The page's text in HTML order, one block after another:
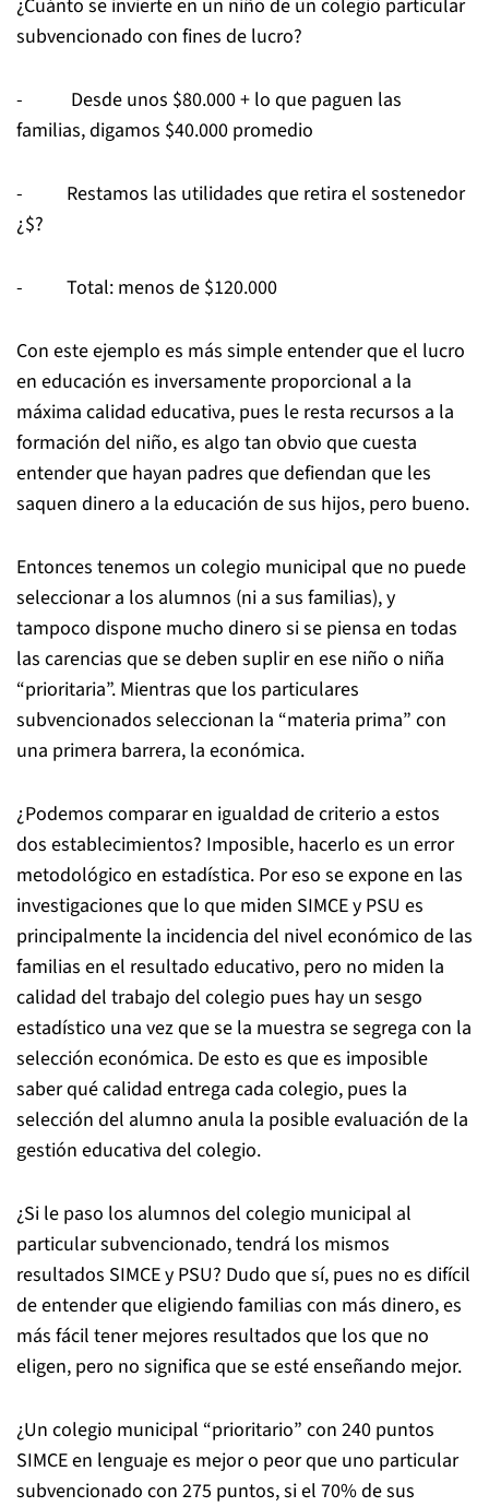
¿Cuánto se invierte en un niño de un colegio particular
subvencionado con fines de lucro?
- Desde unos $80.000 + lo que paguen las
familias, digamos $40.000 promedio
- Restamos las utilidades que retira el sostenedor
¿$?
- Total: menos de $120.000
Con este ejemplo es más simple entender que el lucro
en educación es inversamente proporcional a la
máxima calidad educativa, pues le resta recursos a la
formación del niño, es algo tan obvio que cuesta
entender que hayan padres que defiendan que les
saquen dinero a la educación de sus hijos, pero bueno.
Entonces tenemos un colegio municipal que no puede
seleccionar a los alumnos (ni a sus familias), y
tampoco dispone mucho dinero si se piensa en todas
las carencias que se deben suplir en ese niño o niña
“prioritaria”. Mientras que los particulares
subvencionados seleccionan la “materia prima” con
una primera barrera, la económica.
¿Podemos comparar en igualdad de criterio a estos
dos establecimientos? Imposible, hacerlo es un error
metodológico en estadística. Por eso se expone en las
investigaciones que lo que miden SIMCE y PSU es
principalmente la incidencia del nivel económico de las
familias en el resultado educativo, pero no miden la
calidad del trabajo del colegio pues hay un sesgo
estadístico una vez que se la muestra se segrega con la
selección económica. De esto es que es imposible
saber qué calidad entrega cada colegio, pues la
selección del alumno anula la posible evaluación de la
gestión educativa del colegio.
¿Si le paso los alumnos del colegio municipal al
particular subvencionado, tendrá los mismos
resultados SIMCE y PSU? Dudo que sí, pues no es difícil
de entender que eligiendo familias con más dinero, es
más fácil tener mejores resultados que los que no
eligen, pero no significa que se esté enseñando mejor.
¿Un colegio municipal “prioritario” con 240 puntos
SIMCE en lenguaje es mejor o peor que uno particular
subvencionado con 275 puntos, si el 70% de sus